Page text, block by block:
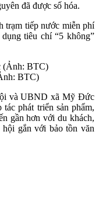
đã được số hóa.
trạm tiếp nước miễn phí
tiêu chí “5 không”
BTC)
và UBND xã Mỹ Đức
phát triển sản phẩm,
gần hơn với du khách,
gắn với bảo tồn văn